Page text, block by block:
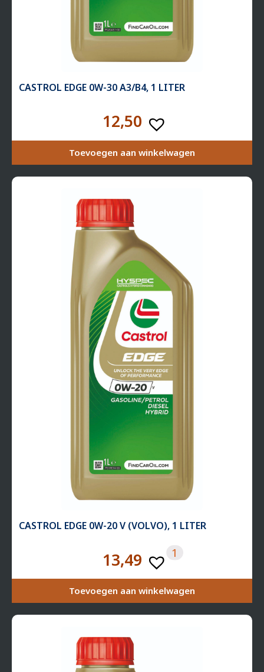
CASTROL EDGE 0W-30 A3/B4, 1 LITER
12,50
Toevoegen aan winkelwagen
CASTROL EDGE 0W-20 V (VOLVO), 1 LITER
13,49 1
Toevoegen aan winkelwagen